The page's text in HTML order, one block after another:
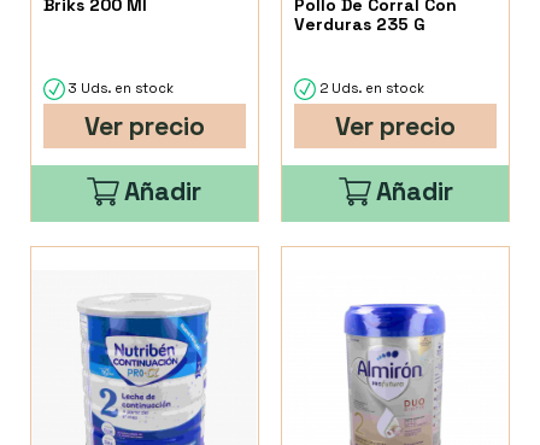
Briks 200 Ml
3 Uds. en stock
Ver precio
Añadir
Pollo De Corral Con
Verduras 235 G
2 Uds. en stock
Ver precio
Añadir